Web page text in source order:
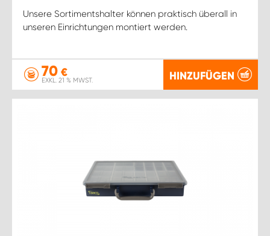
Unsere Sortimentshalter können praktisch überall in
unseren Einrichtungen montiert werden.
70 €
EXKL. 21 % MWST. HINZUFÜGEN